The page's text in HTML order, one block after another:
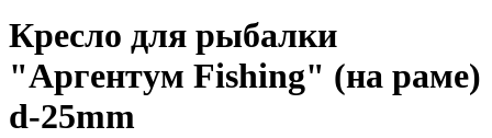
Кресло для рыбалки
"Аргентум Fishing" (на раме)
d-25mm